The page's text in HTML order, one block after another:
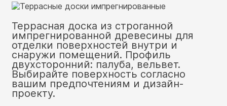
Террасная доска из строганной
импрегнированной древесины для
отделки поверхностей внутри и
снаружи помещений. Профиль
двухсторонний: палуба, вельвет.
Выбирайте поверхность согласно
вашим предпочтениям и дизайн-
проекту.